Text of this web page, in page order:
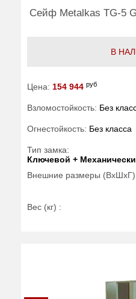
Сейф Metalkas TG-5
В
Цена: 154 944 руб
Взломостойкость: Без
Огнестойкость: Без класса
Тип замка:
Ключевой +
Внешние размеры
Вес (кг) :